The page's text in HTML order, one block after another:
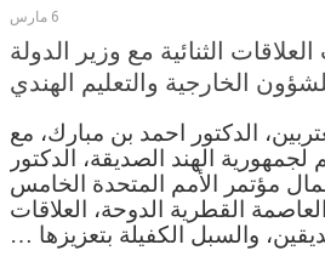
6 مارس
الثنائية مع وزير الدولة
الخارجية والتعليم الهندي
الدكتور احمد بن مبارك، مع
الهند الصديقة، الدكتور
مؤتمر الأمم المتحدة الخامس
القطرية الدوحة، العلاقات
والسبل الكفيلة بتعزيزها …